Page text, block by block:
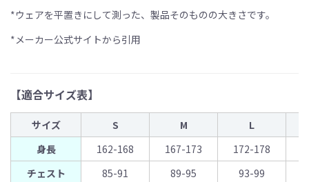
*ウェアを平置きにして測った、製品そのものの大きさです。
*メーカー公式サイトから引用
【適合サイズ表】
サイズ S M
L
身長
162-168 167-173 172-178
チェスト
85-91 89-95 93-99